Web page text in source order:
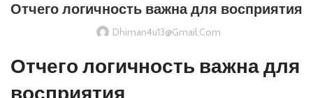
Отчего логичность важна для восприятия
Dhiman4u13@gmail.com
Отчего логичность важна для
восприятия